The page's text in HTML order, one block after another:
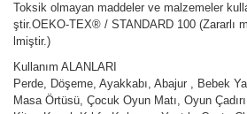
Toksik olmayan maddeler ve malzemeler
ştir.OEKO-TEX® / STANDARD 100 (Zararlı
lmiştir.)
Kullanım ALANLARI
Perde, Döşeme, Ayakkabı, Abajur , Bebek
Masa Örtüsü, Çocuk Oyun Matı, Oyun